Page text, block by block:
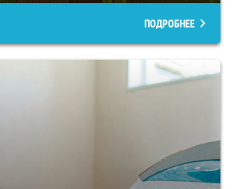
ПОДРОБНЕЕ